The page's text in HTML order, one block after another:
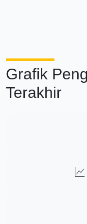
Grafik
Terakhir